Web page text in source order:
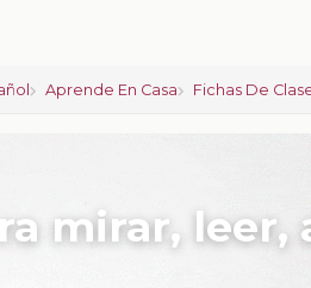
Aprende En Casa Fichas De
mirar, leer,